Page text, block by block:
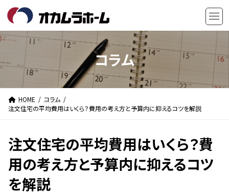
テ
ン
へ
キ
ゲ
ー
ョ
に
コラム
HOME
コラム
注文住宅の平均費用はいくら？費用の考え方と予算内に抑えるコツを解説
注文住宅の平均費用はいくら？費
用の考え方と予算内に抑えるコツ
を解説